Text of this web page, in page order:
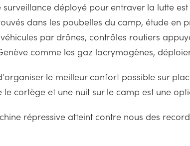
déployé pour entraver la lutte
dans les poubelles du camp, étude en
par drônes, contrôles routiers
comme les gaz lacrymogènes,
le meilleur confort possible sur
cortège et une nuit sur le camp est une
répressive atteint contre nous des